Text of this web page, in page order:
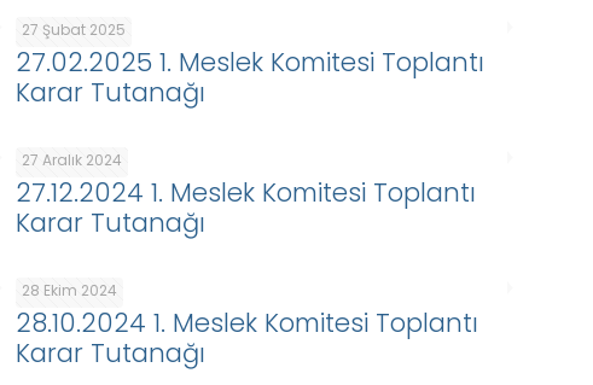
27 Şubat 2025
27.02.2025 1. Meslek Komitesi Toplantı
Karar Tutanağı
27 Aralık 2024
27.12.2024 1. Meslek Komitesi Toplantı
Karar Tutanağı
28 Ekim 2024
28.10.2024 1. Meslek Komitesi Toplantı
Karar Tutanağı